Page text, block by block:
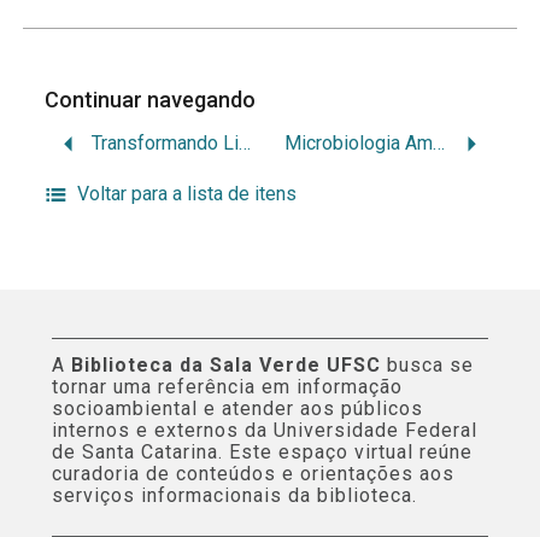
Continuar navegando
Transformando Lixeiras em VIDA e ARTE: Reaproveitamento de lixeiras de concreto da UFSC para plantio de mudas e arte para a promoção da sustentabilidade Microbiologia Ambiental como recurso para sustentabilidade de sistemas edáficos e aquáticos na região de Curitibanos – SC
Voltar para a lista de itens
A Biblioteca da Sala Verde UFSC busca se
tornar uma referência em informação
socioambiental e atender aos públicos
internos e externos da Universidade Federal
de Santa Catarina. Este espaço virtual reúne
curadoria de conteúdos e orientações aos
serviços informacionais da biblioteca.